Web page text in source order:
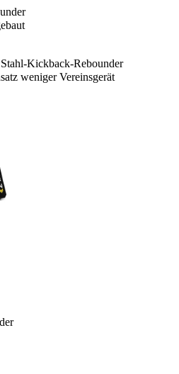
Kickback-Rebounder
weniger Vereinsgerät